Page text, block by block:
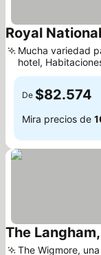
Royal
Mucha variedad
hotel,
mejoradas
De $82.574
Mira precios de
The
The Wigmore,